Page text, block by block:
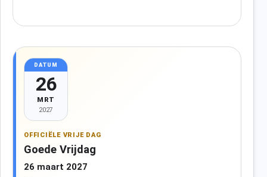
DATUM
26
MRT
2027
OFFICIËLE VRIJE DAG
Goede Vrijdag
26 maart 2027